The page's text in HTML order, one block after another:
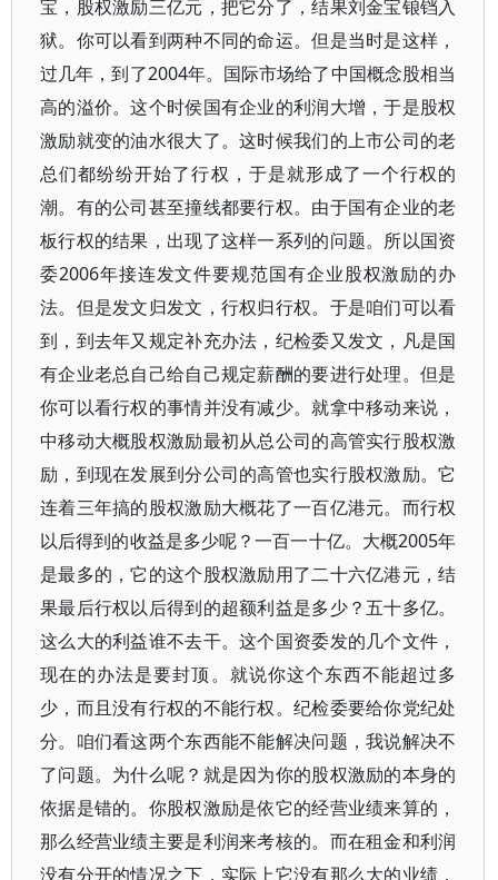
宝，股权激励三亿元，把它分了，结果刘金宝锒铛入
狱。你可以看到两种不同的命运。但是当时是这样，
过几年，到了2004年。国际市场给了中国概念股相当
高的溢价。这个时侯国有企业的利润大增，于是股权
激励就变的油水很大了。这时候我们的上市公司的老
总们都纷纷开始了行权，于是就形成了一个行权的
潮。有的公司甚至撞线都要行权。由于国有企业的老
板行权的结果，出现了这样一系列的问题。所以国资
委2006年接连发文件要规范国有企业股权激励的办
法。但是发文归发文，行权归行权。于是咱们可以看
到，到去年又规定补充办法，纪检委又发文，凡是国
有企业老总自己给自己规定薪酬的要进行处理。但是
你可以看行权的事情并没有减少。就拿中移动来说，
中移动大概股权激励最初从总公司的高管实行股权激
励，到现在发展到分公司的高管也实行股权激励。它
连着三年搞的股权激励大概花了一百亿港元。而行权
以后得到的收益是多少呢？一百一十亿。大概2005年
是最多的，它的这个股权激励用了二十六亿港元，结
果最后行权以后得到的超额利益是多少？五十多亿。
这么大的利益谁不去干。这个国资委发的几个文件，
现在的办法是要封顶。就说你这个东西不能超过多
少，而且没有行权的不能行权。纪检委要给你党纪处
分。咱们看这两个东西能不能解决问题，我说解决不
了问题。为什么呢？就是因为你的股权激励的本身的
依据是错的。你股权激励是依它的经营业绩来算的，
那么经营业绩主要是利润来考核的。而在租金和利润
没有分开的情况之下，实际上它没有那么大的业绩，